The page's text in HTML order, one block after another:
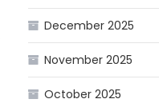
December 2025
November 2025
October 2025